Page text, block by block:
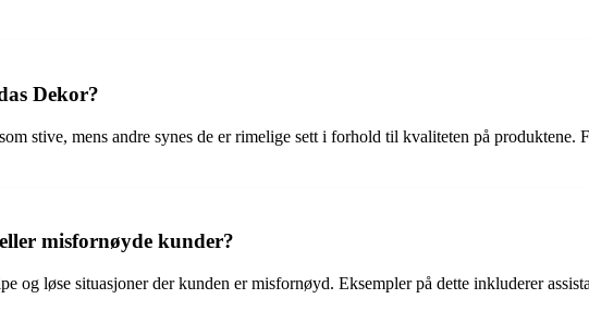
Dekor?
stive, mens andre synes de er rimelige sett i forhold til kvaliteten på
misfornøyde kunder?
løse situasjoner der kunden er misfornøyd. Eksempler på dette inkluderer